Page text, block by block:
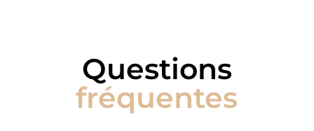
Questions
fréquentes